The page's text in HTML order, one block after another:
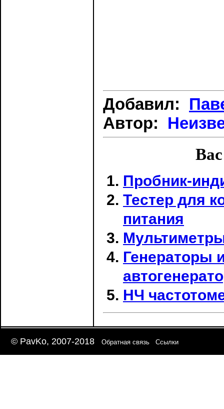
Добавил:
Автор:
Пробник-
Тестер для
питания
Генераторы
НЧ
© PavKo, 2007-2018 Обратная связь Ссылки